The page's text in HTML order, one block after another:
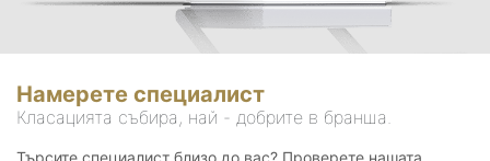
Намерете специалист
Класацията събира, най - добрите в бранша.
Търсите специалист близо до вас? Проверете нашата